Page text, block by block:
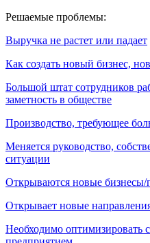
Решаемые проблемы:
Выручка не растет или падает
Как создать новый бизнес,
Большой штат сотрудников
заметность в обществе
Производство, требующее
Меняется руководство,
ситуации
Открываются новые бизнесы/
Открывает новые
Необходимо оптимизировать